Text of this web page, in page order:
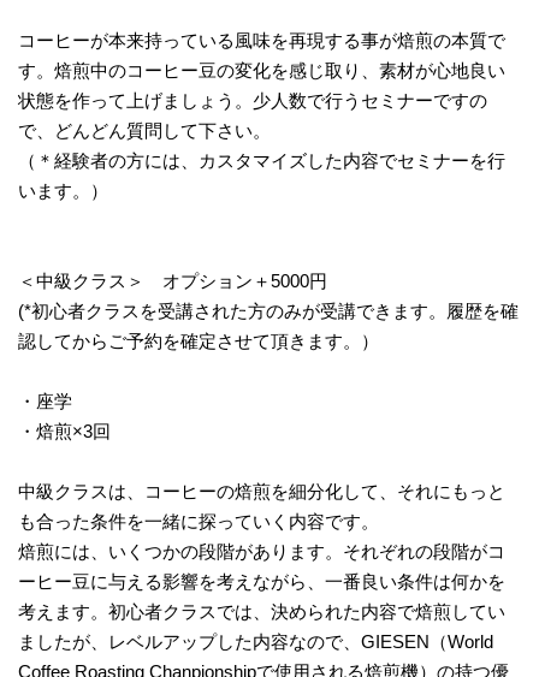
コーヒーが本来持っている風味を再現する事が焙煎の本質で
す。焙煎中のコーヒー豆の変化を感じ取り、素材が心地良い
状態を作って上げましょう。少人数で行うセミナーですの
で、どんどん質問して下さい。
（＊経験者の方には、カスタマイズした内容でセミナーを行
います。）
＜中級クラス＞ オプション＋5000円
(*初心者クラスを受講された方のみが受講できます。履歴を確
認してからご予約を確定させて頂きます。）
・座学
・焙煎×3回
中級クラスは、コーヒーの焙煎を細分化して、それにもっと
も合った条件を一緒に探っていく内容です。
焙煎には、いくつかの段階があります。それぞれの段階がコ
ーヒー豆に与える影響を考えながら、一番良い条件は何かを
考えます。初心者クラスでは、決められた内容で焙煎してい
ましたが、レベルアップした内容なので、GIESEN（World
Coffee Roasting Chanpionshipで使用される焙煎機）の持つ優